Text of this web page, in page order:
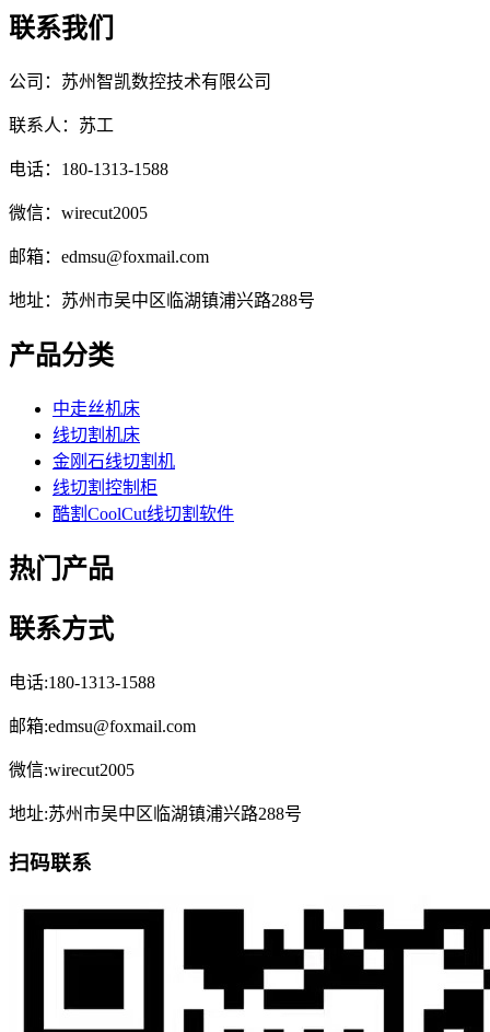
联系我们
公司：苏州智凯数控技术有限公司
联系人：苏工
电话：180-1313-1588
微信：wirecut2005
邮箱：edmsu@foxmail.com
地址：苏州市吴中区临湖镇浦兴路288号
产品分类
中走丝机床
线切割机床
金刚石线切割机
线切割控制柜
酷割CoolCut线切割软件
热门产品
联系方式
电话:180-1313-1588
邮箱:edmsu@foxmail.com
微信:wirecut2005
地址:苏州市吴中区临湖镇浦兴路288号
扫码联系